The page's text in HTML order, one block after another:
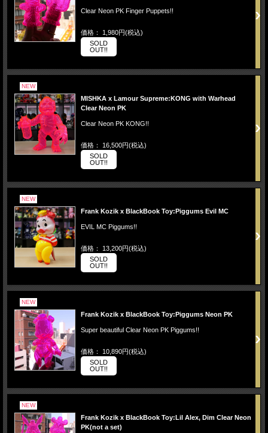
Clear Neon PK Finger Puppets!!
価格： 1,980円(税込)
SOLD
OUT!!
NEW
MISHKA x Lamour Supreme:KONG with Warhead
Clear Neon PK
Clear Neon PK KONG!!
価格： 16,500円(税込)
SOLD
OUT!!
NEW
Frank Kozik x BlackBook Toy:Piggums Evil MC
EVIL MC Piggums!!
価格： 13,200円(税込)
SOLD
OUT!!
NEW
Frank Kozik x BlackBook Toy:Piggums Neon PK
Super beautiful Clear Neon PK Piggums!!
価格： 10,890円(税込)
SOLD
OUT!!
NEW
Frank Kozik x BlackBook Toy:Lil Alex, Dim Clear Neon
PK(not a set)